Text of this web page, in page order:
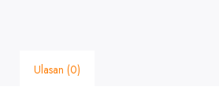
Ulasan (0)